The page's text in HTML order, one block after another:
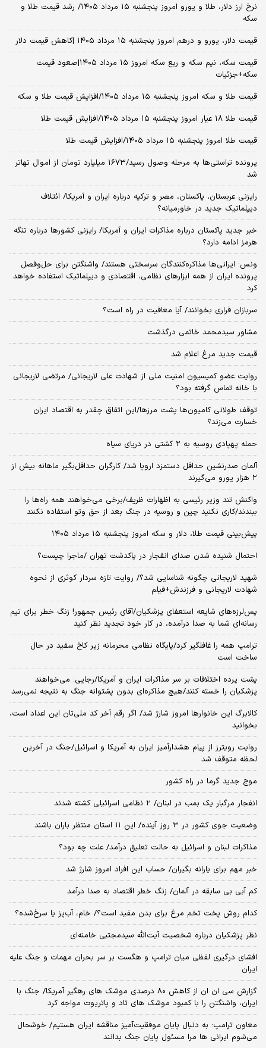
نرخ ارز دلار، طلا و یورو امروز پنجشنبه ۱۵ مرداد ۱۴۰۵/ رشد قیمت طلا و
سکه
قیمت دلار، یورو و درهم امروز پنجشنبه ۱۵ مرداد ۱۴۰۵ |کاهش قیمت دلار
قیمت سکه، نیم سکه و ربع سکه امروز ۱۵ مرداد ۱۴۰۵|صعود قیمت
سکه+جزئیات
قیمت طلا و سکه امروز پنجشنبه ۱۵ مرداد ۱۴۰۵/افزایش قیمت طلا و سکه
قیمت طلا ۱۸ عیار امروز پنجشنبه ۱۵ مرداد ۱۴۰۵/افزایش قیمت طلا
قیمت طلا امروز پنجشنبه ۱۵ مرداد ۱۴۰۵/افزایش قیمت طلا
پرونده تراستی‌ها به مرحله وصول رسید/۱۶۷۳ میلیارد تومان از اموال تهاتر
شد
رایزنی عربستان، پاکستان، مصر و ترکیه درباره ایران و آمریکا/ ائتلاف
دیپلماتیک جدید در خاورمیانه؟
خبر جدید پاکستان درباره مذاکرات ایران و آمریکا/ رایزنی کشورها درباره تنگه
هرمز ادامه دارد؟
ونس: ایرانی‌ها مذاکره‌کنندگان سرسختی هستند/ واشنگتن برای حل‌وفصل
پرونده ایران از همه ابزارهای نظامی، اقتصادی و دیپلماتیک استفاده خواهد
کرد
سربازان فراری بخوانند/ آیا معافیت در راه است؟
مشاور سیدمحمد خاتمی درگذشت
قیمت جدید مرغ اعلام شد
روایت عضو کمیسیون امنیت ملی از شهادت علی لاریجانی/ مرتضی لاریجانی
با خانه تماس گرفته بود؟
توقف طولانی کامیون‌ها پشت مرزها/این اتفاق چقدر به اقتصاد ایران
خسارت می‌زند؟
حمله پهپادی روسیه به ۲ کشتی در دریای سیاه
آلمان صدرنشین حداقل دستمزد اروپا شد/ کارگران حداقل‌بگیر ماهانه بیش از
۲ هزار یورو می‌گیرند
واکنش تند وزیر رئیسی به اظهارات ظریف/برخی می‌خواهند همه راه‌ها را
ببندند/کاری نکنید چین و روسیه در جنگ بعد از حق وتو استفاده نکنند
پیش‌بینی قیمت طلا، دلار و سکه امروز پنجشنبه ۱۵ مرداد ۱۴۰۵
احتمال شنیده شدن صدای انفجار در پاکدشت تهران /ماجرا چیست؟
شهید لاریجانی چگونه شناسایی شد؟/ روایت تازه سردار کوثری از نحوه
شهادت لاریجانی و فرزندش+فیلم
پس‌لرزه‌های شایعه استعفای پزشکیان/آقای رئیس جمهور! زنگ خطر برای تیم
رسانه‌ای شما به صدا درآمده، در کار خود تجدید نظر کنید
ترامپ همه را غافلگیر کرد/پایگاه نظامی محرمانه زیر کاخ سفید در حال
ساخت است
پشت پرده اختلافات بر سر مذاکرات ایران و آمریکا/رجایی: می‌خواهند
پزشکیان را خسته کنند/هیچ مذاکره‌ای بدون پشتوانه جنگ به نتیجه نمی‌رسد
کالابرگ این خانوارها امروز شارژ شد/ اگر رقم آخر کد ملی‌تان این اعداد است،
بخوانید
روایت رویترز از پیام هشدارآمیز ایران به آمریکا و اسرائیل/جنگ در آخرین
لحظه متوقف شد
موج جدید گرما در راه کشور
انفجار مرگبار یک بمب در لبنان/ ۲ نظامی اسرائیلی کشته شدند
وضعیت جوی کشور در ۳ روز آینده/ این ۱۱ استان منتظر باران باشند
مذاکرات لبنان و اسرائیل به حالت تعلیق درآمد/ علت چه بود؟
خبر مهم برای یارانه بگیران/ حساب این افراد امروز شارژ شد
کم آبی بی سابقه در آلمان/ زنگ خطر اقتصاد به صدا درآمد
کدام روش پخت تخم مرغ برای بدن مفید است؟/ خام، آب‌پز یا سرخ‌شده؟
نظر پزشکیان درباره شخصیت آیت‌الله سیدمجتبی خامنه‌ای
افشای درگیری لفظی میان ترامپ و هگست بر سر بحران مهمات و جنگ علیه
ایران
گزارش سی ان ان از کاهش ۸۰ درصدی موشک های رهگیر آمریکا/ جنگ با
ایران، واشنگتن را با کمبود موشک های تاد و پاتریوت مواجه کرد
معاون ترامپ: به دنبال پایان موفقیت‌آمیز مناقشه ایران هستیم/ خوشحال
می‌شوم ایرانی ها مرا مسئول پایان جنگ بدانند